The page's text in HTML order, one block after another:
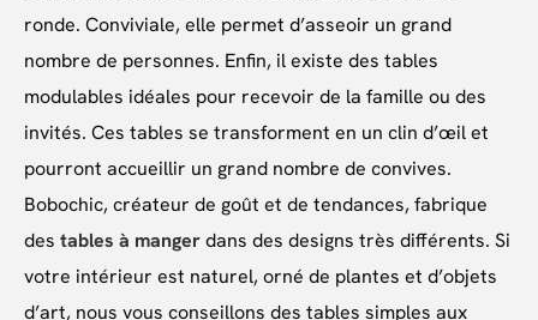
ronde. Conviviale, elle permet d’asseoir un grand
nombre de personnes. Enfin, il existe des tables
modulables idéales pour recevoir de la famille ou des
invités. Ces tables se transforment en un clin d’œil et
pourront accueillir un grand nombre de convives.
Bobochic, créateur de goût et de tendances, fabrique
des tables à mangerdans des designs très différents. Si
votre intérieur est naturel, orné de plantes et d’objets
d’art, nous vous conseillons des tables simples aux